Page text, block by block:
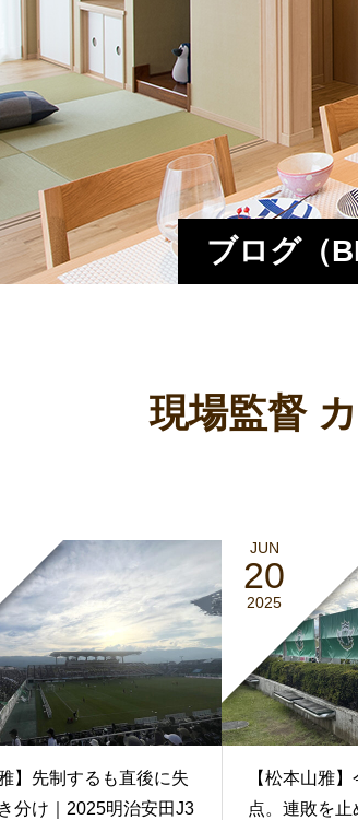
ブログ（
現場監督
】先制するも直後に失
分け｜2025明治安田J3
JUN
20
2025
【松本山雅
点。連敗を止